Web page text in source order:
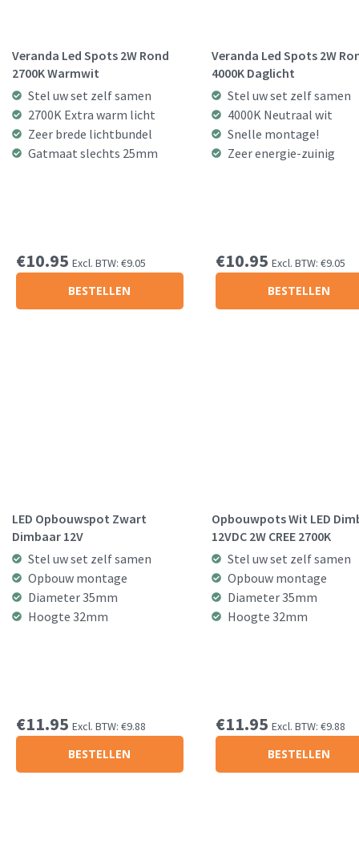
Veranda Led Spots 2W Rond
2700K Warmwit
Stel uw set zelf samen
2700K Extra warm licht
Zeer brede lichtbundel
Gatmaat slechts 25mm
€10.95 Excl. BTW: €9.05
BESTELLEN
Veranda Led Spots 2W
4000K Daglicht
Stel uw set zelf samen
4000K Neutraal wit
Snelle montage!
Zeer energie-zuinig
€10.95 Excl. BTW: €9.05
BESTELLEN
LED Opbouwspot Zwart
Dimbaar 12V
Stel uw set zelf samen
Opbouw montage
Diameter 35mm
Hoogte 32mm
€11.95 Excl. BTW: €9.88
BESTELLEN
Opbouwpots Wit LED
12VDC 2W CREE 2700K
Stel uw set zelf samen
Opbouw montage
Diameter 35mm
Hoogte 32mm
€11.95 Excl. BTW: €9.88
BESTELLEN